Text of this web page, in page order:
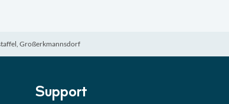
► 3:18 Min
Lektion
Großerkmannsdorf
Support